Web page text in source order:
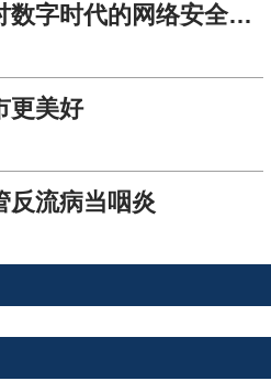
大咖齐聚大中原 探讨数字时代的网络安全生态
更美好
反流病当咽炎